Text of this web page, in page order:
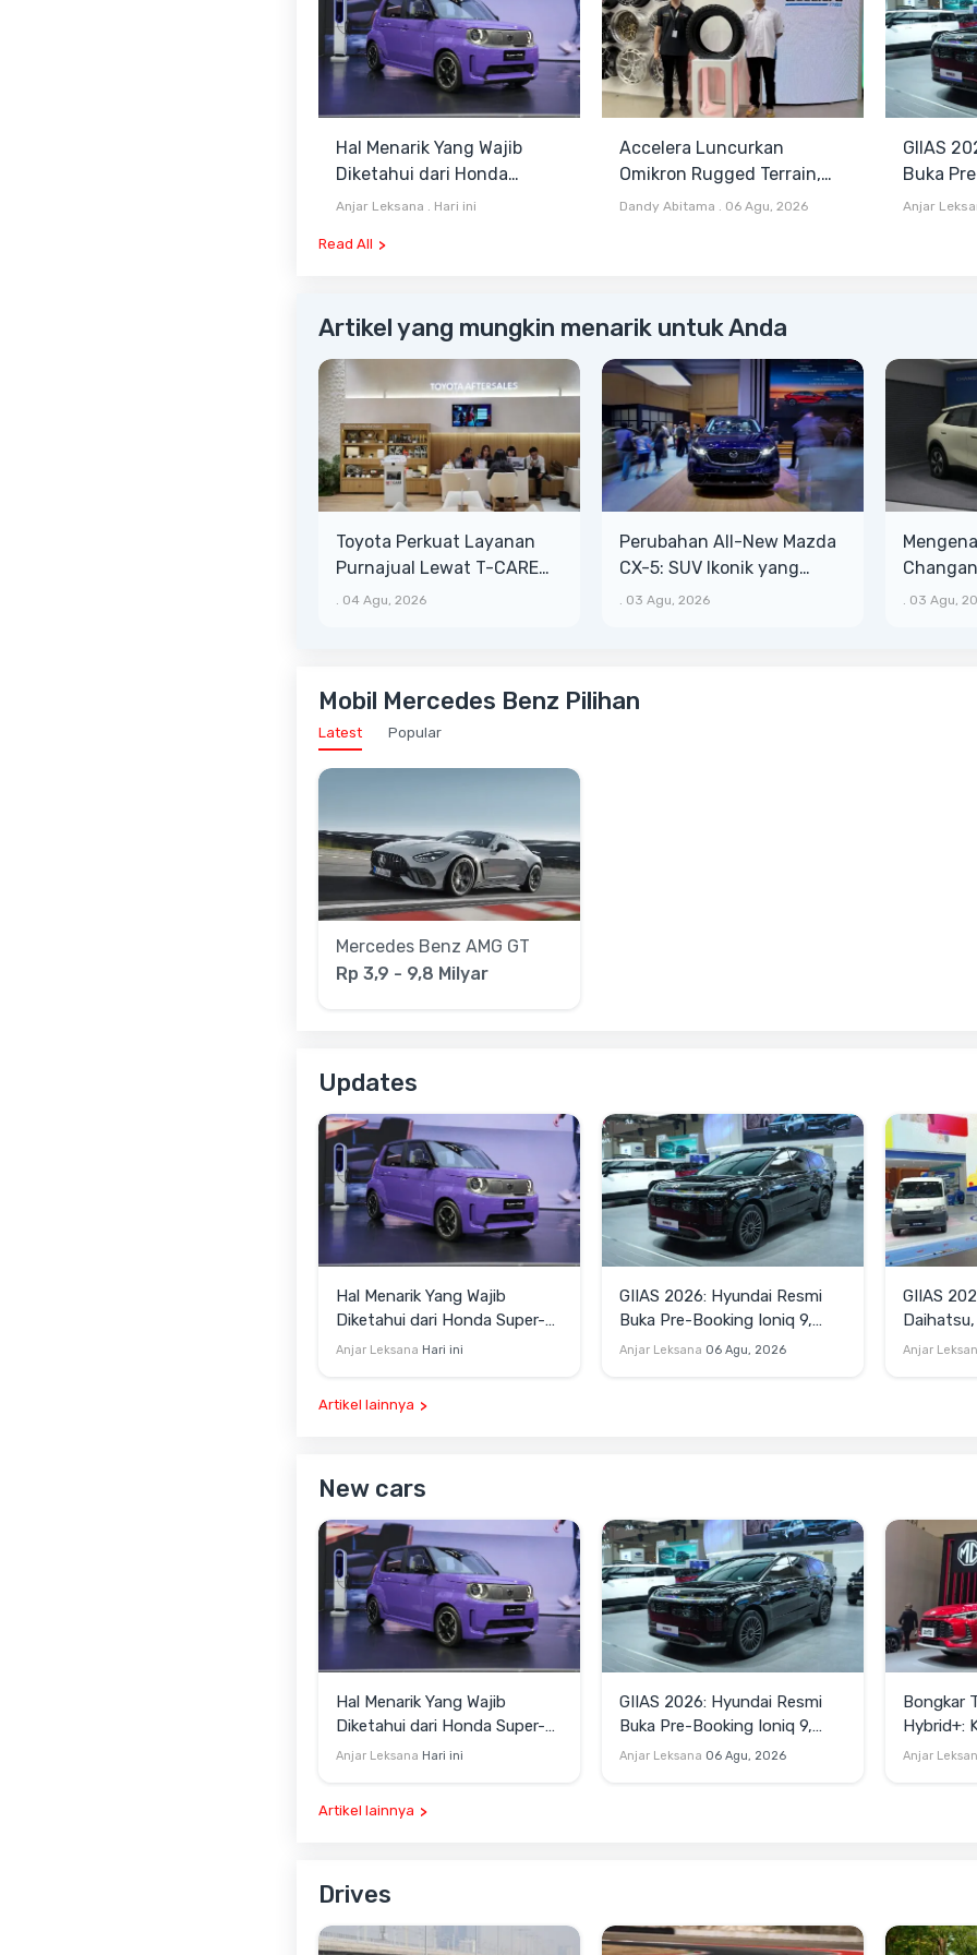
Hal Menarik Yang Wajib
Diketahui dari Honda
Super-ONE Selain Harga
Anjar Leksana . Hari ini
Accelera Luncurkan
Omikron Rugged Terrain,
Pilihan Baru Antara All
Dandy Abitama . 06 Agu, 2026
GIIAS
Buka
Harga
Anjar
Read All
Artikel yang mungkin menarik untuk Anda
Toyota Perkuat Layanan
Purnajual Lewat T-CARE
XTRA, Manfaat Lebih Besar
. 04 Agu, 2026
Perubahan All-New Mazda
CX-5: SUV Ikonik yang
Makin Bongsor, Mewah, dan
. 03 Agu, 2026
Lega,
. 03 Agu,
Mobil Mercedes Benz Pilihan
Latest Popular
Mercedes Benz AMG GT
Rp 3,9 - 9,8 Milyar
Updates
Hal Menarik Yang Wajib
Diketahui dari Honda Super-
ONE Selain Harga
Anjar Leksana Hari ini
GIIAS 2026: Hyundai Resmi
Buka Pre-Booking Ioniq 9,
Harga Mulai Rp1,49 Miliar
Anjar Leksana 06 Agu, 2026
GIIAS
Terios SE
Anjar
Artikel lainnya
New cars
Hal Menarik Yang Wajib
Diketahui dari Honda Super-
ONE Selain Harga
Anjar Leksana Hari ini
GIIAS 2026: Hyundai Resmi
Buka Pre-Booking Ioniq 9,
Harga Mulai Rp1,49 Miliar
Anjar Leksana 06 Agu, 2026
Bongkar
Hybrid+:
Tembus
Anjar
Artikel lainnya
Drives